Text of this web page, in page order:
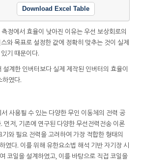
Download Excel Table
정에서 효율이 낮아진 이유는 우선 보상회로의
와 목표로 설정한 값에 정확히 맞추는 것이 실제
기 때문이다.
계한 인버터보다 실제 제작된 인버터의 효율이
하였다.
사용될 수 있는 다양한 무인 이동체의 전력 공
먼저, 기존에 연구된 다양한 무선전력전송 이론
와 필요 전력을 고려하여 가장 적합한 형태의
였다. 이를 위해 유한요소법 해석 기반 자기장 시
코일을 설계하였고, 이를 바탕으로 직접 코일을